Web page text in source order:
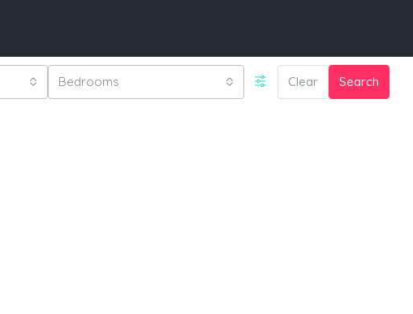
Bedrooms Clear Search